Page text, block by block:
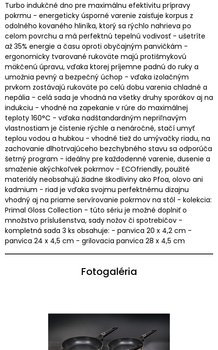
Turbo indukčné dno pre maximálnu efektivitu prípravy
pokrmu - energeticky úsporné varenie zaisťuje korpus z
odolného kovaného hliníka, ktorý sa rýchlo nahrieva po
celom povrchu a má perfektnú tepelnú vodivosť - ušetríte
až 35% energie a času oproti obyčajným panvičkám -
ergonomicky tvarované rukoväte majú protišmykovú
mäkčenú úpravu, vďaka ktorej príjemne padnú do ruky a
umožnia pevný a bezpečný úchop - vďaka izolačným
prvkom zostávajú rukoväte po celú dobu varenia chladné a
nepália - celá sada je vhodná na všetky druhy sporákov aj na
indukciu - vhodné na zapekanie v rúre do maximálnej
teploty 160°C - vďaka nadštandardným nepriľnavým
vlastnostiam je čistenie rýchle a nenáročné, stačí umyť
teplou vodou a hubkou - vhodné tiež do umývačky riadu, na
zachovanie dlhotrvajúceho bezchybného stavu sa odporúča
šetrný program - ideálny pre každodenné varenie, dusenie a
smaženie akýchkoľvek pokrmov - ECOfriendly, použité
materiály neobsahujú žiadne škodliviny ako Pfoa, olovo ani
kadmium - riad je vďaka svojmu perfektnému dizajnu
vhodný aj na priame servírovanie pokrmov na stôl - kolekcia:
Primal Gloss Collection - túto sériu je možné doplniť o
množstvo príslušenstva, sady nožov či spotrebičov -
kompletná sada 3 ks obsahuje: - panvica 20 x 4,2 cm -
panvica 24 x 4,5 cm - grilovacia panvica 28 x 4,5 cm
Fotogaléria